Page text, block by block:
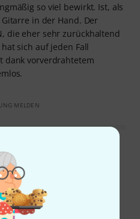
so viel bewirkt. Ist, als
in der Hand. Der
die eher sehr zurückhaltend
sich auf jeden Fall
dank vorverdrahtetem
MELDEN
Wedemark+++ 02.11.2023